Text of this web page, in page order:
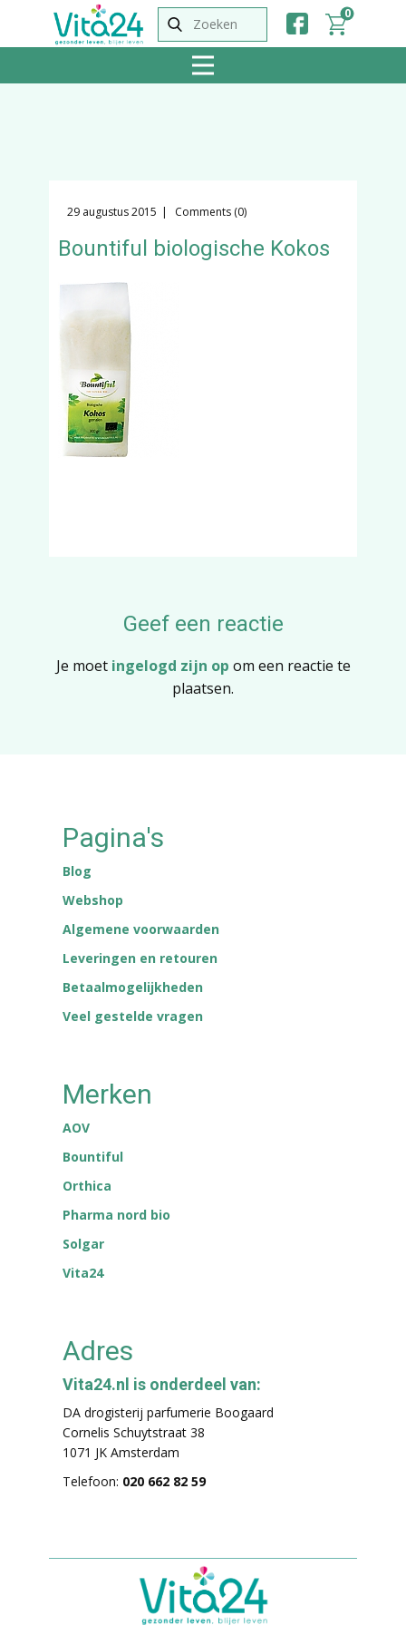
0
29 augustus 2015 Comments (0)
Bountiful biologische Kokos
Geef een reactie
Je moet ingelogd zijn op om een reactie te
plaatsen.
Pagina's
Blog
Webshop
Algemene voorwaarden
Leveringen en retouren
Betaalmogelijkheden
Veel gestelde vragen
Merken
AOV
Bountiful
Orthica
Pharma nord bio
Solgar
Vita24
Adres
Vita24.nl is onderdeel van:
DA drogisterij parfumerie Boogaard
Cornelis Schuytstraat 38
1071 JK Amsterdam
Telefoon: 020 662 82 59